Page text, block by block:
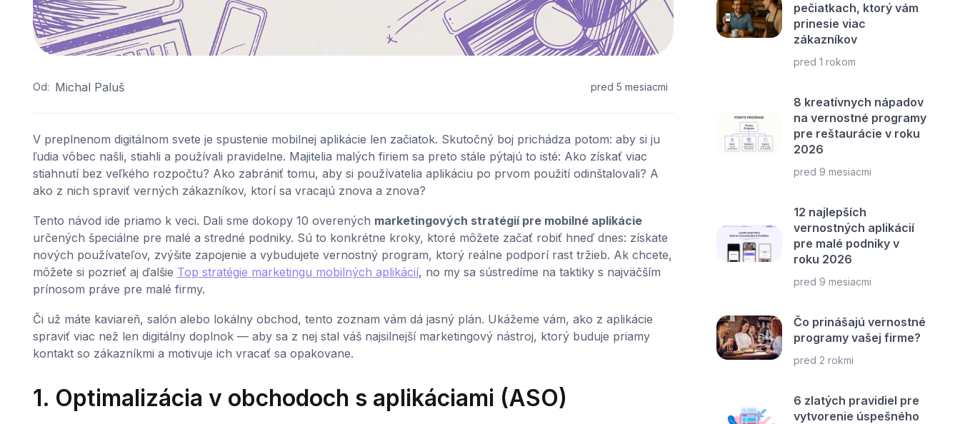
Od: Michal Paluš pred 5 mesiacmi
V preplnenom digitálnom svete je spustenie mobilnej aplikácie len začiatok. Skutočný boj prichádza potom: aby si ju
ľudia vôbec našli, stiahli a používali pravidelne. Majitelia malých firiem sa preto stále pýtajú to isté: Ako získať viac
stiahnutí bez veľkého rozpočtu? Ako zabrániť tomu, aby si používatelia aplikáciu po prvom použití odinštalovali? A
ako z nich spraviť verných zákazníkov, ktorí sa vracajú znova a znova?
Tento návod ide priamo k veci. Dali sme dokopy 10 overených marketingových stratégií pre mobilné aplikácie
určených špeciálne pre malé a stredné podniky. Sú to konkrétne kroky, ktoré môžete začať robiť hneď dnes: získate
nových používateľov, zvýšite zapojenie a vybudujete vernostný program, ktorý reálne podporí rast tržieb. Ak chcete,
môžete si pozrieť aj ďalšie Top stratégie marketingu mobilných aplikácií, no my sa sústredíme na taktiky s najväčším
prínosom práve pre malé firmy.
Či už máte kaviareň, salón alebo lokálny obchod, tento zoznam vám dá jasný plán. Ukážeme vám, ako z aplikácie
spraviť viac než len digitálny doplnok — aby sa z nej stal váš najsilnejší marketingový nástroj, ktorý buduje priamy
kontakt so zákazníkmi a motivuje ich vracať sa opakovane.
1. Optimalizácia v obchodoch s aplikáciami (ASO)
pečiatkach, ktorý vám
prinesie viac
zákazníkov
pred 1 rokom
8 kreatívnych nápadov
na vernostné programy
pre reštaurácie v roku
2026
pred 9 mesiacmi
12 najlepších
vernostných aplikácií
pre malé podniky v
roku 2026
pred 9 mesiacmi
Čo prinášajú vernostné
programy vašej firme?
pred 2 rokmi
6 zlatých pravidiel pre
vytvorenie úspešného